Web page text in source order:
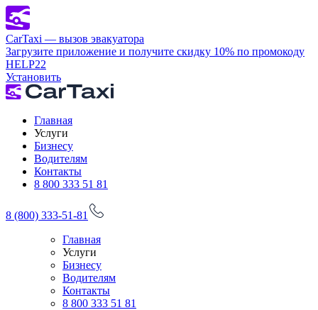
CarTaxi — вызов эвакуатора
Загрузите приложение и получите скидку 10% по промокоду
HELP22
Установить
Главная
Услуги
Бизнесу
Водителям
Контакты
8 800 333 51 81
8 (800) 333-51-81
Главная
Услуги
Бизнесу
Водителям
Контакты
8 800 333 51 81